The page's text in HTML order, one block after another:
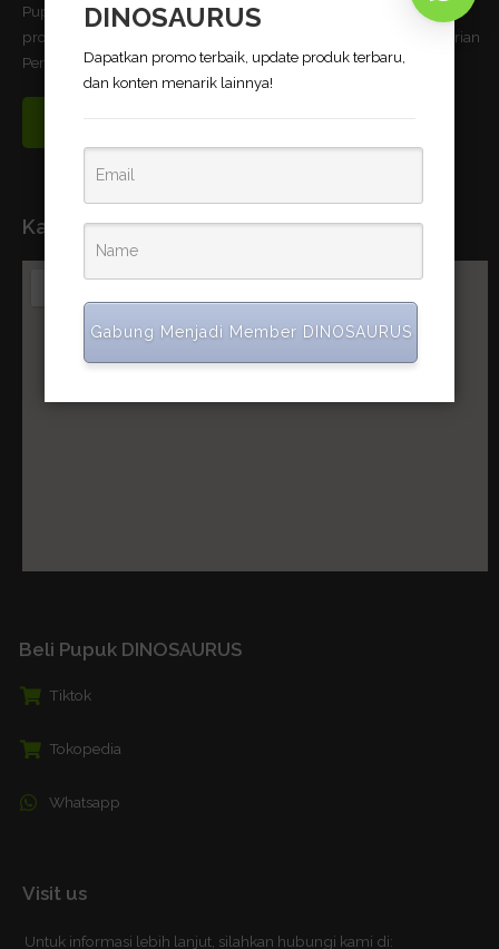
Pupuk Bio-Organik DINOSAURUS terbukti dapat meningkatkan
produktivitas pertanian dan telah memnuhi standar uji Kementerian
Pertanian Republik Indonesia.
Kantor Pusat
Beli Pupuk DINOSAURUS
Tiktok
Tokopedia
Whatsapp
Visit us
Untuk informasi lebih lanjut, silahkan hubungi kami di:
DINOSAURUS
Dapatkan promo terbaik, update produk terbaru,
dan konten menarik lainnya!
Gabung Menjadi Member DINOSAURUS